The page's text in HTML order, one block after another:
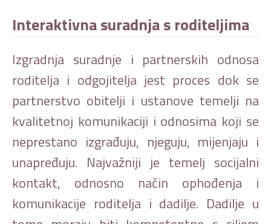
Interaktivna suradnja s roditeljima
Izgradnja suradnje i partnerskih odnosa
roditelja i odgojitelja jest proces dok se
partnerstvo obitelji i ustanove temelji na
kvalitetnoj komunikaciji i odnosima koji se
neprestano izgrađuju, njeguju, mijenjaju i
unapređuju. Najvažniji je temelj socijalni
kontakt, odnosno način ophođenja i
komunikacije roditelja i dadilje. Dadilje u